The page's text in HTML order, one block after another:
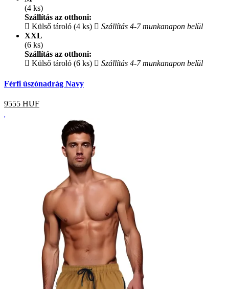
(4 ks)
Szállítás az otthoni:
Külső tároló (4 ks)
Szállítás 4-7 munkanapon belül
XXL
(6 ks)
Szállítás az otthoni:
Külső tároló (6 ks)
Szállítás 4-7 munkanapon belül
Férfi úszónadrág Navy
9555 HUF